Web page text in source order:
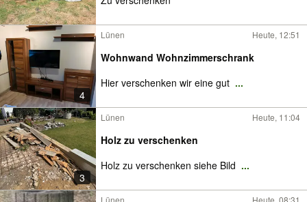
4
Lünen Heute, 12:51
Wohnwand Wohnzimmerschrank
Hier verschenken wir eine gut ...
3
Lünen Heute, 11:04
Holz zu verschenken
Holz zu verschenken siehe Bild ...
Lünen Heute, 08:31